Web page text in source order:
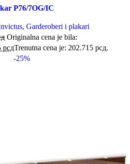
P76/7OG/IC
, Garderoberi i plakari
Originalna cena je bila:
рсдTrenutna cena je: 202.715 рсд.
-25%